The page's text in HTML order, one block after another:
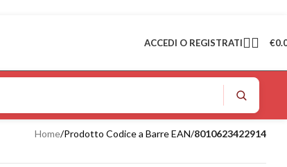
ACCEDI O REGISTRATI €
Home/Prodotto Codice a Barre EAN/8010623422914